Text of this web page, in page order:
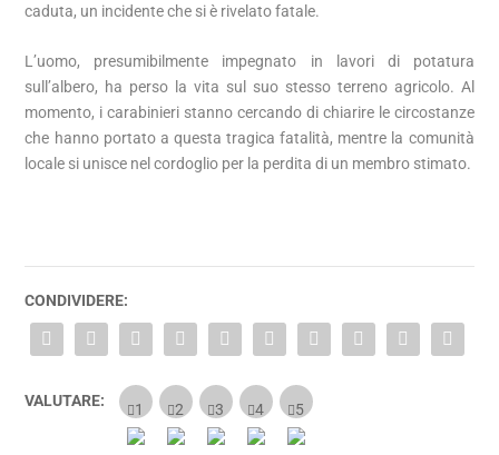
caduta, un incidente che si è rivelato fatale.
L’uomo, presumibilmente impegnato in lavori di potatura
sull’albero, ha perso la vita sul suo stesso terreno agricolo. Al
momento, i carabinieri stanno cercando di chiarire le circostanze
che hanno portato a questa tragica fatalità, mentre la comunità
locale si unisce nel cordoglio per la perdita di un membro stimato.
CONDIVIDERE:
VALUTARE: